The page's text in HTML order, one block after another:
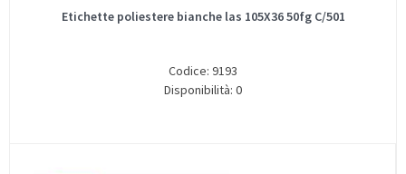
Etichette poliestere bianche las 105X36 50fg C/501
Codice: 9193
Disponibilità: 0